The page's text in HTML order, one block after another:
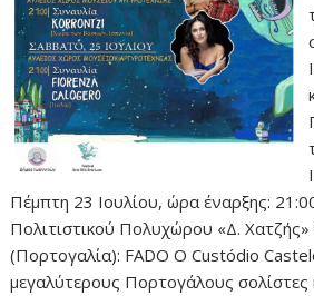
Πέμπτη 23 Ιουλίου, ώρα έναρξης:
Πολιτιστικού Πολυχώρου «Δ. Χατζής»
(Πορτογαλία): FADO Ο Custódio
μεγαλύτερους Πορτογάλους